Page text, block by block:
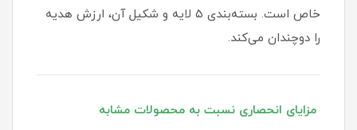
خاص است. بسته‌بندی ۵ لایه و شکیل آن، ارزش هدیه
را دوچندان می‌کند.
مزایای انحصاری نسبت به محصولات مشابه